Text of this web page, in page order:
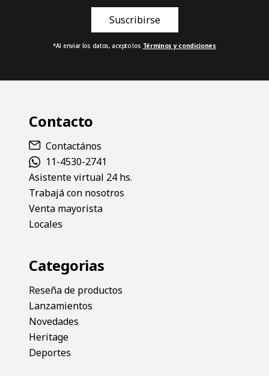
*Al enviar los datos, acepto los Términos y condiciones
Contacto
Contactános
11-4530-2741
Asistente virtual 24 hs.
Trabajá con nosotros
Venta mayorista
Locales
Categorias
Reseña de productos
Lanzamientos
Novedades
Heritage
Deportes